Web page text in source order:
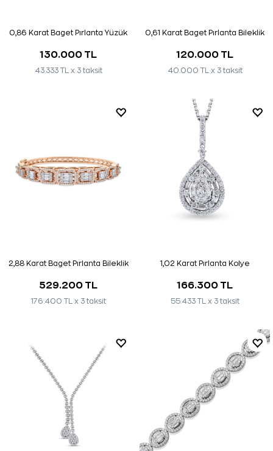
0,86 Karat Baget Pırlanta Yüzük
130.000 TL
43.333 TL x 3 taksit
0,61 Karat Baget Pırlanta Bileklik
120.000 TL
40.000 TL x 3 taksit
2,88 Karat Baget Pırlanta Bileklik
529.200 TL
176.400 TL x 3 taksit
1,02 Karat Pırlanta Kolye
166.300 TL
55.433 TL x 3 taksit